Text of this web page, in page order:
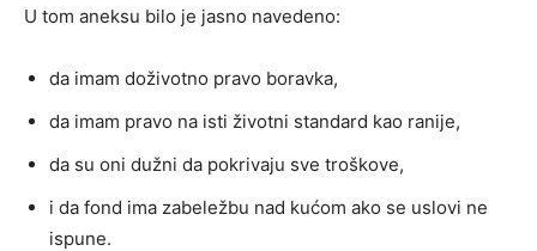
U tom aneksu bilo je jasno navedeno:
da imam doživotno pravo boravka,
da imam pravo na isti životni standard kao ranije,
da su oni dužni da pokrivaju sve troškove,
i da fond ima zabeležbu nad kućom ako se uslovi ne
ispune.